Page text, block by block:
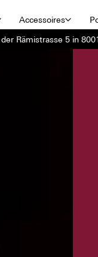
Accessoires
Rämistrasse 5 in